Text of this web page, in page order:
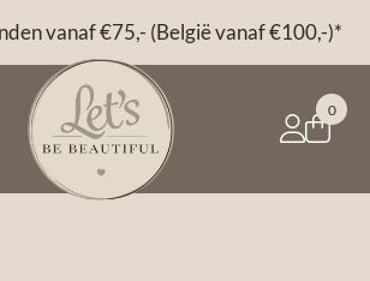
vanaf €75,- (België vanaf €100,-)*
0